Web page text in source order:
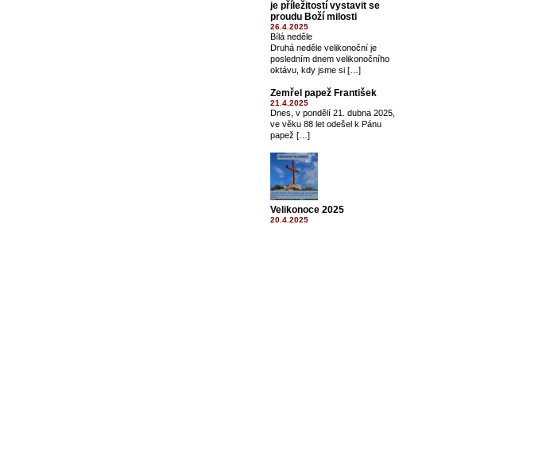
je příležitostí vystavit se
proudu Boží milosti
26.4.2025
Bílá neděle
Druhá neděle velikonoční je
posledním dnem velikonočního
oktávu, kdy jsme si […]
Zemřel papež František
21.4.2025
Dnes, v pondělí 21. dubna 2025,
ve věku 88 let odešel k Pánu
papež […]
Velikonoce 2025
20.4.2025